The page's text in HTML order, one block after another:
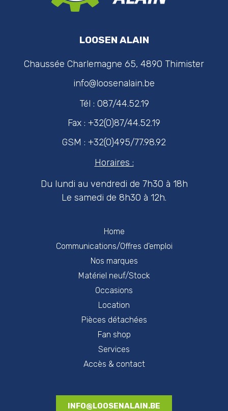
Home
Communications/Offres d'emploi
Nos marques
Matériel neuf/Stock
Occasions
Location
Pièces détachées
Fan shop
Services
Accès & contact
INFO@LOOSENALAIN.BE
LOOSEN ALAIN
Chaussée Charlemagne 65, 4890 Thimister
info@loosenalain.be
Tél : 087/44.52.19
Fax : +32(0)87/44.52.19
GSM : +32(0)495/77.98.92
Horaires :
Du lundi au vendredi de 7h30 à 18h
Le samedi de 8h30 à 12h.